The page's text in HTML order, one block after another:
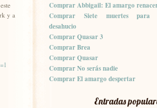
y a
Comprar Abbigail: El amargo
Comprar Siete muertes para
desahucio
Comprar Quasar 3
Comprar Brea
Comprar Quasar
Comprar No serás nadie
Comprar El amargo despertar
Entradas